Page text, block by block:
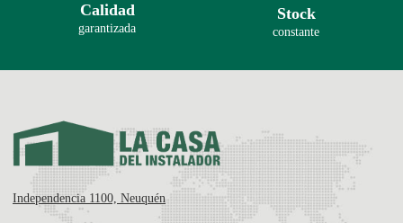
Calidad
garantizada
Stock
constante
Independencia 1100, Neuquén